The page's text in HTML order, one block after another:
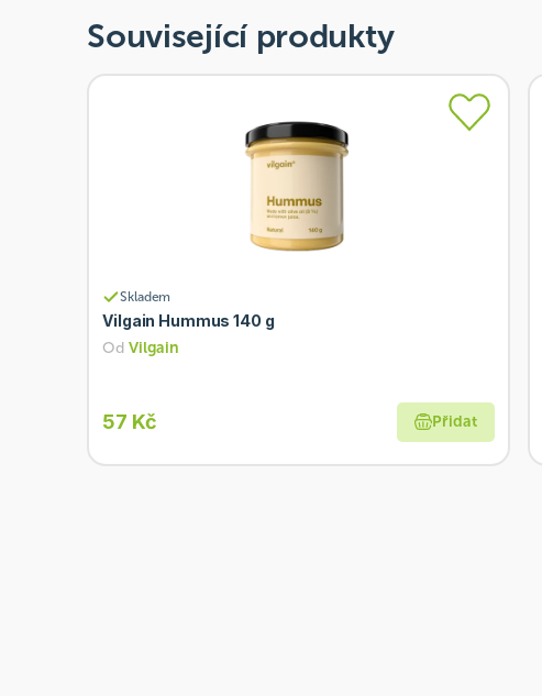
Související produkty
Skladem
Vilgain Hummus 140 g
OdVilgain
57 Kč Přidat